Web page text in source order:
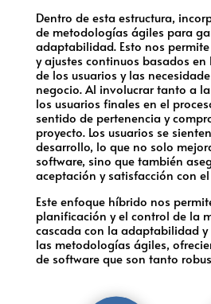
Dentro de esta estructura,
de metodologías ágiles para
adaptabilidad. Esto nos
y ajustes continuos basados
de los usuarios y las
negocio. Al involucrar tanto a
los usuarios finales en el
sentido de pertenencia y
proyecto. Los usuarios se
desarrollo, lo que no solo
software, sino que también
aceptación y satisfacción con
Este enfoque híbrido nos
planificación y el control de la
cascada con la adaptabilidad
las metodologías ágiles,
de software que son tanto